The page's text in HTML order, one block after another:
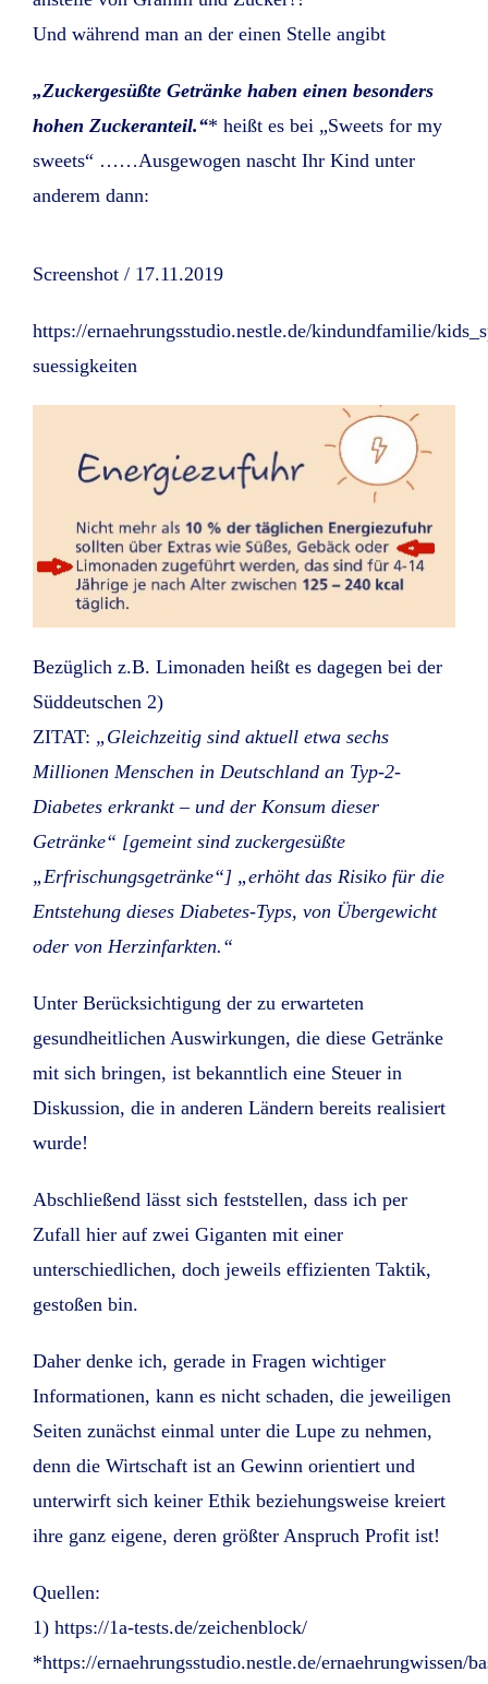
Und während man an der einen Stelle angibt
„Zuckergesüßte Getränke haben einen besonders
hohen Zuckeranteil.“* heißt es bei „Sweets for my
sweets“ ……Ausgewogen nascht Ihr Kind unter
anderem dann:
Screenshot / 17.11.2019
https://ernaehrungsstudio.nestle.de/kindundfamilie/
suessigkeiten
Bezüglich z.B. Limonaden heißt es dagegen bei der
Süddeutschen 2)
ZITAT: „Gleichzeitig sind aktuell etwa sechs
Millionen Menschen in Deutschland an Typ-2-
Diabetes erkrankt – und der Konsum dieser
Getränke“ [gemeint sind zuckergesüßte
„Erfrischungsgetränke“] „erhöht das Risiko für die
Entstehung dieses Diabetes-Typs, von Übergewicht
oder von Herzinfarkten.“
Unter Berücksichtigung der zu erwarteten
gesundheitlichen Auswirkungen, die diese Getränke
mit sich bringen, ist bekanntlich eine Steuer in
Diskussion, die in anderen Ländern bereits realisiert
wurde!
Abschließend lässt sich feststellen, dass ich per
Zufall hier auf zwei Giganten mit einer
unterschiedlichen, doch jeweils effizienten Taktik,
gestoßen bin.
Daher denke ich, gerade in Fragen wichtiger
Informationen, kann es nicht schaden, die jeweiligen
Seiten zunächst einmal unter die Lupe zu nehmen,
denn die Wirtschaft ist an Gewinn orientiert und
unterwirft sich keiner Ethik beziehungsweise kreiert
ihre ganz eigene, deren größter Anspruch Profit ist!
Quellen:
1) https://1a-tests.de/zeichenblock/
*https://ernaehrungsstudio.nestle.de/ernaehrungwissen/